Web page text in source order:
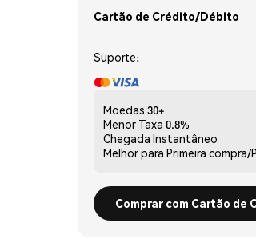
Cartão de Crédito/Débito
Suporte:
Moedas 30+
Menor Taxa 0.8%
Chegada Instantâneo
Melhor para Primeira
Comprar com Cartão de